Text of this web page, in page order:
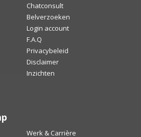
Chatconsult
Belverzoeken
Login account
F.A.Q
Privacybeleid
Disclaimer
Inzichten
Werk & Carrière